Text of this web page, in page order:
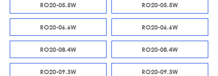
RO20-05.5W RO20-05.5W
RO20-06.6W RO20-06.6W
RO20-08.4W RO20-08.4W
RO20-09.3W RO20-09.3W